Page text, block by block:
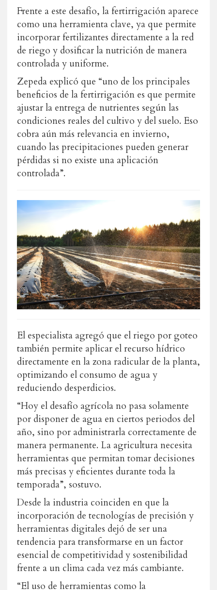
Frente a este desafío, la fertirrigación aparece
como una herramienta clave, ya que permite
incorporar fertilizantes directamente a la red
de riego y dosificar la nutrición de manera
controlada y uniforme.
Zepeda explicó que “uno de los principales
beneficios de la fertirrigación es que permite
ajustar la entrega de nutrientes según las
condiciones reales del cultivo y del suelo. Eso
cobra aún más relevancia en invierno,
cuando las precipitaciones pueden generar
pérdidas si no existe una aplicación
controlada”.
El especialista agregó que el riego por goteo
también permite aplicar el recurso hídrico
directamente en la zona radicular de la planta,
optimizando el consumo de agua y
reduciendo desperdicios.
“Hoy el desafío agrícola no pasa solamente
por disponer de agua en ciertos periodos del
año, sino por administrarla correctamente de
manera permanente. La agricultura necesita
herramientas que permitan tomar decisiones
más precisas y eficientes durante toda la
temporada”, sostuvo.
Desde la industria coinciden en que la
incorporación de tecnologías de precisión y
herramientas digitales dejó de ser una
tendencia para transformarse en un factor
esencial de competitividad y sostenibilidad
frente a un clima cada vez más cambiante.
“El uso de herramientas como la